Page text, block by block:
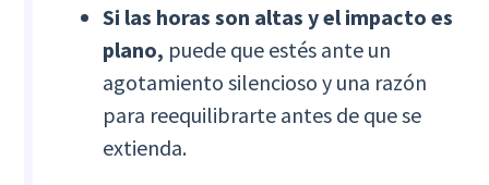
Si las horas son altas y el impacto es
plano, puede que estés ante un
agotamiento silencioso y una razón
para reequilibrarte antes de que se
extienda.